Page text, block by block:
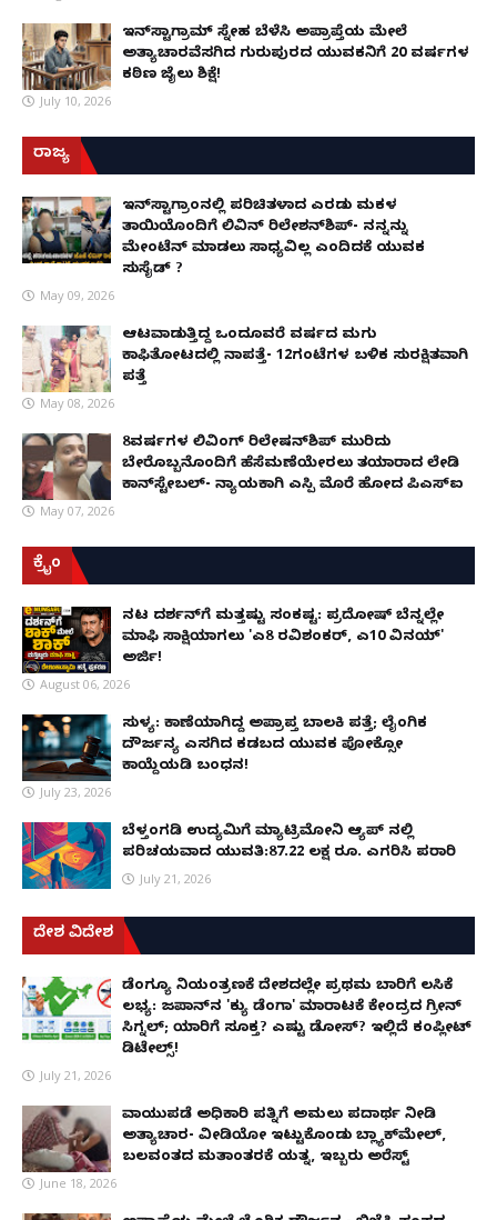
ಇನ್‌ಸ್ಟಾಗ್ರಾಮ್ ಸ್ನೇಹ ಬೆಳೆಸಿ ಅಪ್ರಾಪ್ತೆಯ ಮೇಲೆ
ಅತ್ಯಾಚಾರವೆಸಗಿದ ಗುರುಪುರದ ಯುವಕನಿಗೆ 20 ವರ್ಷಗಳ
ಕಠಿಣ ಜೈಲು ಶಿಕ್ಷೆ!
July 10, 2026
ರಾಜ್ಯ
ಇನ್​ಸ್ಟಾಗ್ರಾಂನಲ್ಲಿ ಪರಿಚಿತಳಾದ ಎರಡು ಮಕ್ಕಳ
ತಾಯಿಯೊಂದಿಗೆ ಲಿವಿನ್ ರಿಲೇಶನ್​ಶಿಪ್- ನನ್ನನ್ನು
ಮೇಂಟೆನ್ ಮಾಡಲು ಸಾಧ್ಯವಿಲ್ಲ ಎಂದಿದಕ್ಕೆ ಯುವಕ
ಸುಸೈಡ್ ?
May 09, 2026
ಆಟವಾಡುತ್ತಿದ್ದ ಒಂದೂವರೆ ವರ್ಷದ ಮಗು
ಕಾಫಿತೋಟದಲ್ಲಿ ನಾಪತ್ತೆ- 12ಗಂಟೆಗಳ ಬಳಿಕ ಸುರಕ್ಷಿತವಾಗಿ
ಪತ್ತೆ
May 08, 2026
8ವರ್ಷಗಳ ಲಿವಿಂಗ್‌ ರಿಲೇಷನ್‌ಶಿಪ್ ಮುರಿದು
ಬೇರೊಬ್ಬನೊಂದಿಗೆ ಹೆಸೆಮಣೆಯೇರಲು ತಯಾರಾದ ಲೇಡಿ
ಕಾನ್‌ಸ್ಟೇಬಲ್- ನ್ಯಾಯಕ್ಕಾಗಿ ಎಸ್ಪಿ ಮೊರೆ ಹೋದ ಪಿಎಸ್ಐ
May 07, 2026
ಕ್ರೈಂ
ನಟ ದರ್ಶನ್‌ಗೆ ಮತ್ತಷ್ಟು ಸಂಕಷ್ಟ: ಪ್ರದೋಷ್ ಬೆನ್ನಲ್ಲೇ
ಮಾಫಿ ಸಾಕ್ಷಿಯಾಗಲು 'ಎ8 ರವಿಶಂಕರ್, ಎ10 ವಿನಯ್'
ಅರ್ಜಿ!
August 06, 2026
ಸುಳ್ಯ: ಕಾಣೆಯಾಗಿದ್ದ ಅಪ್ರಾಪ್ತ ಬಾಲಕಿ ಪತ್ತೆ; ಲೈಂಗಿಕ
ದೌರ್ಜನ್ಯ ಎಸಗಿದ ಕಡಬದ ಯುವಕ ಪೋಕ್ಸೋ
ಕಾಯ್ದೆಯಡಿ ಬಂಧನ!
July 23, 2026
ಬೆಳ್ತಂಗಡಿ ಉದ್ಯಮಿಗೆ ಮ್ಯಾಟ್ರಿಮೋನಿ ಆ್ಯಪ್ ನಲ್ಲಿ
ಪರಿಚಯವಾದ ಯುವತಿ:87.22 ಲಕ್ಷ ರೂ. ಎಗರಿಸಿ ಪರಾರಿ
July 21, 2026
ದೇಶ ವಿದೇಶ
ಡೆಂಗ್ಯೂ ನಿಯಂತ್ರಣಕ್ಕೆ ದೇಶದಲ್ಲೇ ಪ್ರಥಮ ಬಾರಿಗೆ ಲಸಿಕೆ
ಲಭ್ಯ: ಜಪಾನ್‌ನ 'ಕ್ಯು ಡೆಂಗಾ' ಮಾರಾಟಕ್ಕೆ ಕೇಂದ್ರದ ಗ್ರೀನ್
ಸಿಗ್ನಲ್; ಯಾರಿಗೆ ಸೂಕ್ತ? ಎಷ್ಟು ಡೋಸ್? ಇಲ್ಲಿದೆ ಕಂಪ್ಲೀಟ್
ಡಿಟೇಲ್ಸ್!
July 21, 2026
ವಾಯುಪಡೆ ಅಧಿಕಾರಿ ಪತ್ನಿಗೆ ಅಮಲು ಪದಾರ್ಥ ನೀಡಿ
ಅತ್ಯಾಚಾರ- ವೀಡಿಯೋ ಇಟ್ಟುಕೊಂಡು ಬ್ಲ್ಯಾಕ್‌ಮೇಲ್,
ಬಲವಂತದ ಮತಾಂತರಕ್ಕೆ ಯತ್ನ, ಇಬ್ಬರು ಅರೆಸ್ಟ್
June 18, 2026